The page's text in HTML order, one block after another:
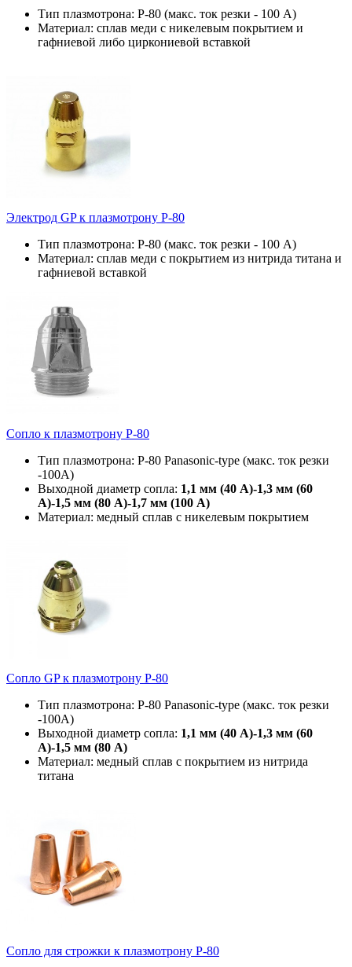
Тип плазмотрона: P-80 (макс. ток резки - 100 А)
Материал: сплав меди с никелевым покрытием и
гафниевой либо циркониевой вставкой
Электрод GP к плазмотрону P-80
Тип плазмотрона: P-80 (макс. ток резки - 100 А)
Материал: сплав меди с покрытием из нитрида титана и
гафниевой вставкой
Сопло к плазмотрону P-80
Тип плазмотрона: P-80 Panasonic-type (макс. ток резки
-100А)
Выходной диаметр сопла: 1,1 мм (40 А)-1,3 мм (60
А)-1,5 мм (80 А)-1,7 мм (100 А)
Материал: медный сплав с никелевым покрытием
Сопло GP к плазмотрону P-80
Тип плазмотрона: P-80 Panasonic-type (макс. ток резки
-100А)
Выходной диаметр сопла: 1,1 мм (40 А)-1,3 мм (60
А)-1,5 мм (80 А)
Материал: медный сплав с покрытием из нитрида
титана
Сопло для строжки к плазмотрону P-80